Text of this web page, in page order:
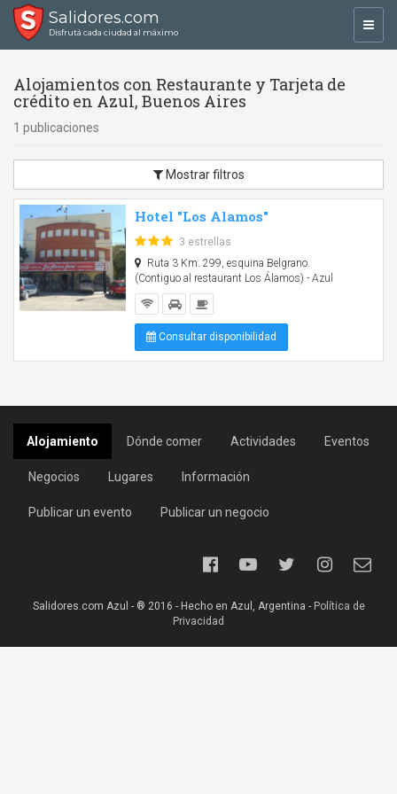
Salidores.com
Disfrutá cada ciudad al máximo
Alojamientos con Restaurante y Tarjeta de
crédito en Azul, Buenos Aires
1 publicaciones
Mostrar filtros
Hotel "Los Alamos"
3 estrellas
Ruta 3 Km. 299, esquina Belgrano.
(Contiguo al restaurant Los Álamos) - Azul
Consultar disponibilidad
Alojamiento Dónde comer Actividades Eventos
Negocios Lugares Información
Publicar un evento Publicar un negocio
Salidores.com Azul - ® 2016 - Hecho en Azul, Argentina - Política de
Privacidad